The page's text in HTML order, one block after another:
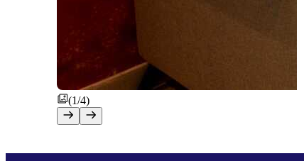
(1/4)